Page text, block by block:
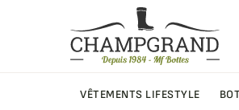
VÊTEMENTS LIFESTYLE